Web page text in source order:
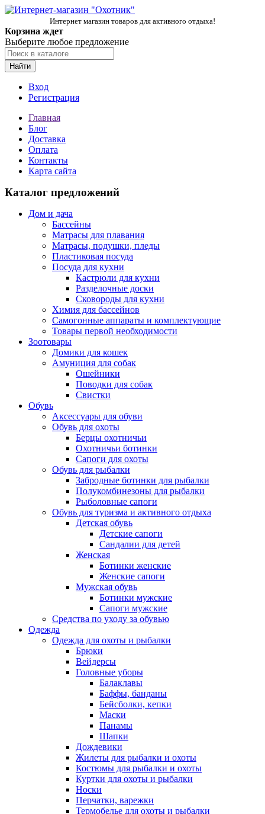
Интернет магазин товаров для активного отдыха!
Корзина ждет
Выберите любое предложение
Найти
Вход
Регистрация
Главная
Блог
Доставка
Оплата
Контакты
Карта сайта
Каталог предложений
Дом и дача
Бассейны
Матрасы для плавания
Матрасы, подушки, пледы
Пластиковая посуда
Посуда для кухни
Кастрюли для кухни
Разделочные доски
Сковороды для кухни
Химия для бассейнов
Самогонные аппараты и комплектующие
Товары первой необходимости
Зоотовары
Домики для кошек
Амуниция для собак
Ошейники
Поводки для собак
Свистки
Обувь
Аксессуары для обуви
Обувь для охоты
Берцы охотничьи
Охотничьи ботинки
Сапоги для охоты
Обувь для рыбалки
Забродные ботинки для рыбалки
Полукомбинезоны для рыбалки
Рыболовные сапоги
Обувь для туризма и активного отдыха
Детская обувь
Детские сапоги
Сандалии для детей
Женская
Ботинки женские
Женские сапоги
Мужская обувь
Ботинки мужские
Сапоги мужские
Средства по уходу за обувью
Одежда
Одежда для охоты и рыбалки
Брюки
Вейдерсы
Головные уборы
Балаклавы
Баффы, банданы
Бейсболки, кепки
Маски
Панамы
Шапки
Дождевики
Жилеты для рыбалки и охоты
Костюмы для рыбалки и охоты
Куртки для охоты и рыбалки
Носки
Перчатки, варежки
Термобелье для охоты и рыбалки